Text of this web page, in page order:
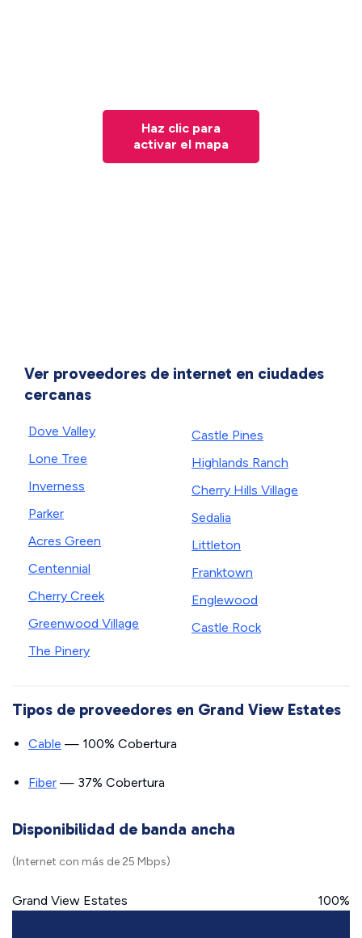
Haz clic para
activar el mapa
Ver proveedores de internet en ciudades
cercanas
Dove Valley
Lone Tree
Inverness
Parker
Acres Green
Centennial
Cherry Creek
Greenwood Village
The Pinery
Castle Pines
Highlands Ranch
Cherry Hills Village
Sedalia
Littleton
Franktown
Englewood
Castle Rock
Tipos de proveedores en Grand View Estates
Cable — 100% Cobertura
Fiber — 37% Cobertura
Disponibilidad de banda ancha
(Internet con más de 25 Mbps)
Grand View Estates 100%